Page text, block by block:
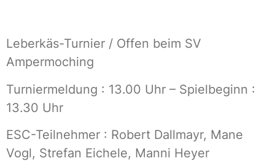
Leberkäs-Turnier / Offen beim SV
Ampermoching
Turniermeldung : 13.00 Uhr – Spielbeginn :
13.30 Uhr
ESC-Teilnehmer : Robert Dallmayr, Mane
Vogl, Strefan Eichele, Manni Heyer